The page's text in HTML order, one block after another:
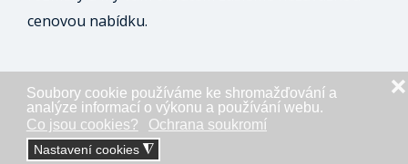
Soubory cookie používáme ke shromažďování a
analýze informací o výkonu a používání webu.
Co jsou cookies?
Ochrana soukromí
Nastavení cookies ◮
❌
cenovou nabídku.
ODESLAT NEZÁVAZNOU POPTÁVKU